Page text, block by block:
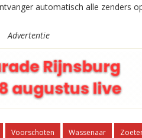
automatisch alle zenders
Advertentie
Voorschoten Wassenaar